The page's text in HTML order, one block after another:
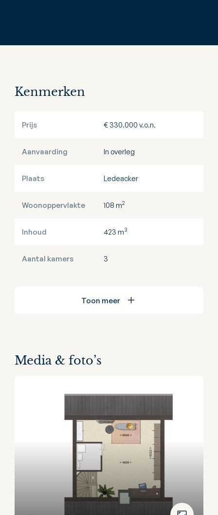
Kenmerken
Prijs € 330.000 v.o.n.
Aanvaarding In overleg
Plaats Ledeacker
Woonoppervlakte 108 m2
Inhoud 423 m3
Aantal kamers 3
Toon meer
Media & foto’s